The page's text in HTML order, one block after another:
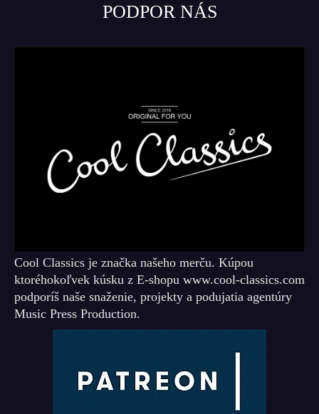
PODPOR NÁS
Cool Classics je značka našeho merču. Kúpou
ktoréhokoľvek kúsku z E-shopu www.cool-classics.com
podporíš naše snaženie, projekty a podujatia agentúry
Music Press Production.